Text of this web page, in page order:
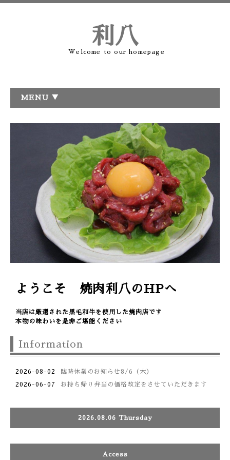
利八
Welcome to our homepage
MENU ▼
ようこそ 焼肉利八のHPへ
当店は厳選された黒毛和牛を使用した焼肉店です
本物の味わいを是非ご堪能ください
Information
2026-08-02 臨時休業のお知らせ8/6（木）
2026-06-07 お持ち帰り弁当の価格改定をさせていただきます
2026.08.06 Thursday
Access